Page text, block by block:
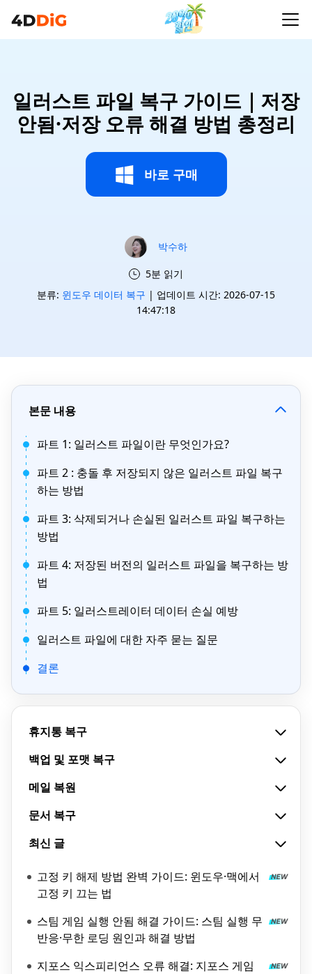
일러스트 파일 복구 가이드｜저장
안됨·저장 오류 해결 방법 총정리
바로 구매
박수하
5분 읽기
분류: 윈도우 데이터 복구 | 업데이트 시간: 2026-07-15
14:47:18
본문 내용
파트 1: 일러스트 파일이란 무엇인가요?
파트 2 : 충돌 후 저장되지 않은 일러스트 파일 복구
하는 방법
파트 3: 삭제되거나 손실된 일러스트 파일 복구하는
방법
파트 4: 저장된 버전의 일러스트 파일을 복구하는 방
법
파트 5: 일러스트레이터 데이터 손실 예방
일러스트 파일에 대한 자주 묻는 질문
결론
휴지통 복구
백업 및 포맷 복구
메일 복원
문서 복구
최신 글
고정 키 해제 방법 완벽 가이드: 윈도우·맥에서
고정 키 끄는 법
스팀 게임 실행 안됨 해결 가이드: 스팀 실행 무
반응·무한 로딩 원인과 해결 방법
지포스 익스피리언스 오류 해결: 지포스 게임